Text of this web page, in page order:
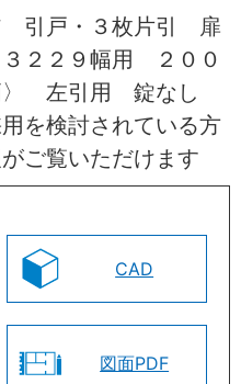
引戸・３枚片引 扉
２２９幅用 ２００
〉 左引用 錠なし
を検討されている方
ご覧いただけます
CAD
図面PDF